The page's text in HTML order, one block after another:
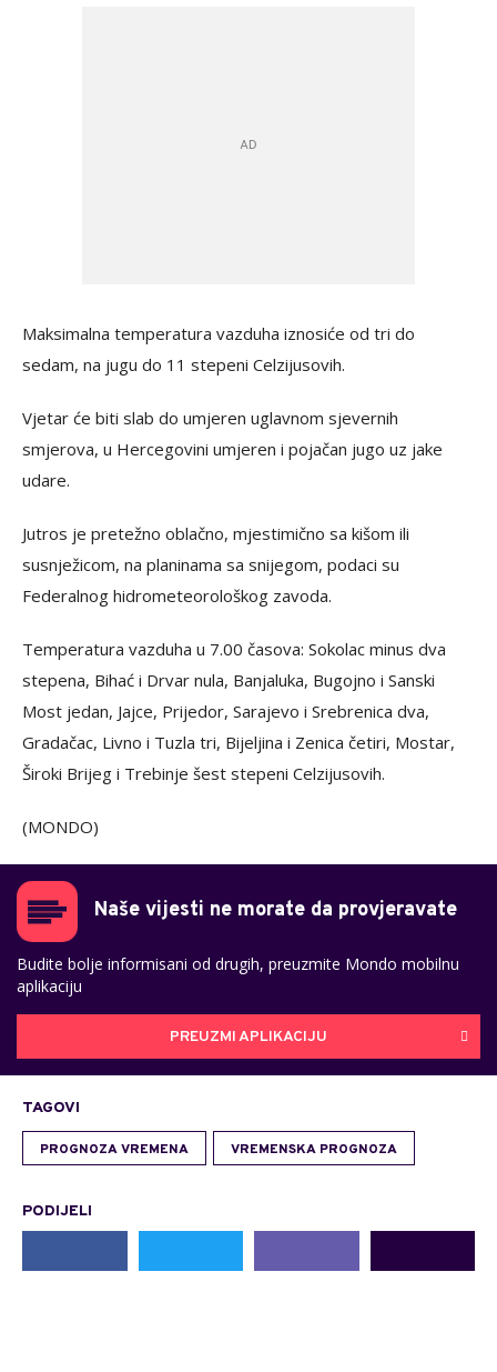
Maksimalna temperatura vazduha iznosiće od tri do
sedam, na jugu do 11 stepeni Celzijusovih.
Vjetar će biti slab do umjeren uglavnom sjevernih
smjerova, u Hercegovini umjeren i pojačan jugo uz jake
udare.
Jutros je pretežno oblačno, mjestimično sa kišom ili
susnježicom, na planinama sa snijegom, podaci su
Federalnog hidrometeorološkog zavoda.
Temperatura vazduha u 7.00 časova: Sokolac minus dva
stepena, Bihać i Drvar nula, Banjaluka, Bugojno i Sanski
Most jedan, Jajce, Prijedor, Sarajevo i Srebrenica dva,
Gradačac, Livno i Tuzla tri, Bijeljina i Zenica četiri, Mostar,
Široki Brijeg i Trebinje šest stepeni Celzijusovih.
(MONDO)
Naše vijesti ne morate da provjeravate
Budite bolje informisani od drugih, preuzmite Mondo mobilnu
aplikaciju
PREUZMI APLIKACIJU
TAGOVI
PROGNOZA VREMENA VREMENSKA PROGNOZA
PODIJELI